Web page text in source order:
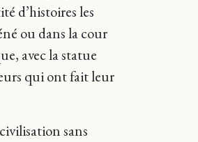
d’histoires les
ou dans la cour
avec la statue
qui ont fait leur
sans